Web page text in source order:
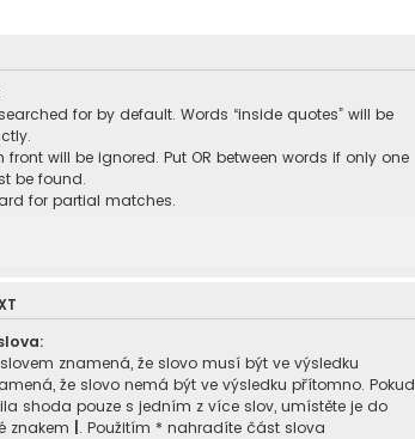
for by default. Words “inside quotes” will be
will be ignored. Put OR between words if only one
be found.
for partial matches.
znamená, že slovo musí být ve výsledku
že slovo nemá být ve výsledku přítomno. Pokud
shoda pouze s jedním z více slov, umístěte je do
znakem . Použitím * nahradíte část slova